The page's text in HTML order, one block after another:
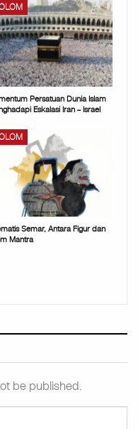
Persatuan Dunia Islam
Eskalasi Iran – Israel
Semar, Antara Figur dan
Mantra
be published.